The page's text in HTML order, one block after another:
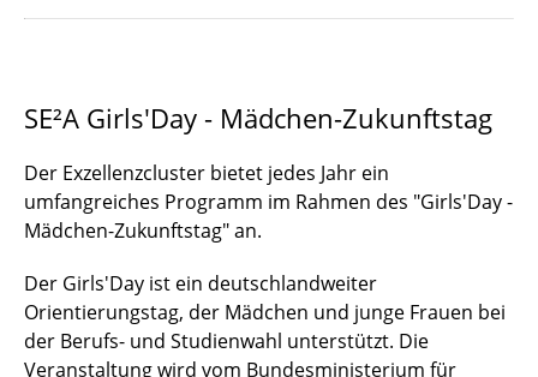
SE²A Girls'Day - Mädchen-Zukunftstag
Der Exzellenzcluster bietet jedes Jahr ein
umfangreiches Programm im Rahmen des "Girls'Day -
Mädchen-Zukunftstag" an.
Der Girls'Day ist ein deutschlandweiter
Orientierungstag, der Mädchen und junge Frauen bei
der Berufs- und Studienwahl unterstützt. Die
Veranstaltung wird vom Bundesministerium für